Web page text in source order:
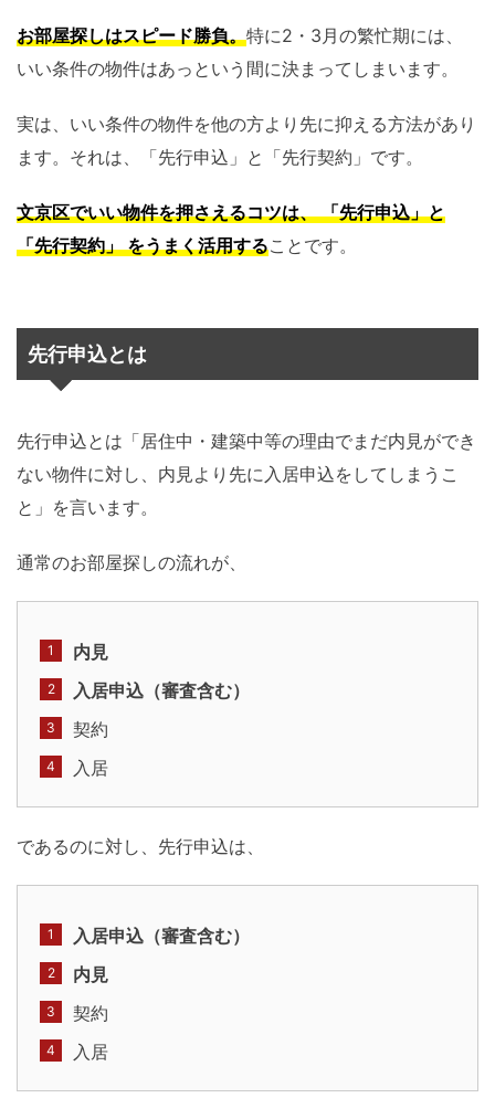
お部屋探しはスピード勝負。特に2・3月の繁忙期には、
いい条件の物件はあっという間に決まってしまいます。
実は、いい条件の物件を他の方より先に抑える方法があり
ます。それは、「先行申込」と「先行契約」です。
文京区でいい物件を押さえるコツは、 「先行申込」と
「先行契約」 をうまく活用することです。
先行申込とは
先行申込とは「居住中・建築中等の理由でまだ内見ができ
ない物件に対し、内見より先に入居申込をしてしまうこ
と」を言います。
通常のお部屋探しの流れが、
内見
入居申込（審査含む）
契約
入居
であるのに対し、先行申込は、
入居申込（審査含む）
内見
契約
入居